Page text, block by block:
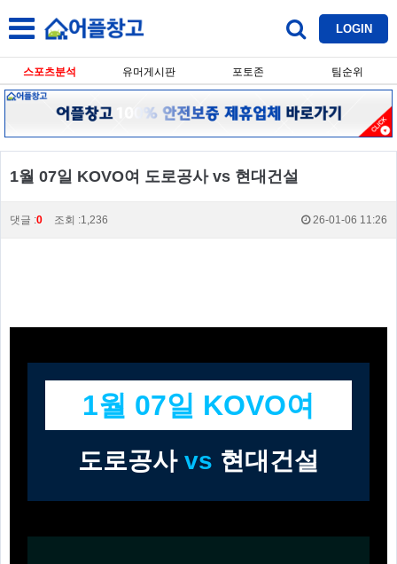
LOGIN
스포츠분석 유머게시판 포토존 팀순위
1월 07일 KOVO여 도로공사 vs 현대건설
댓글 :0 조회 :1,236 26-01-06 11:26
1월 07일 KOVO여
도로공사 vs 현대건설